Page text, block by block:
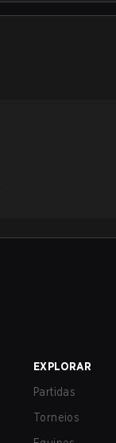
EXPLORAR
Partidas
Torneios